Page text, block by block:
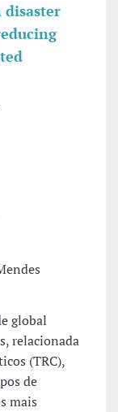
global
relacionada
(TRC),
de
mais